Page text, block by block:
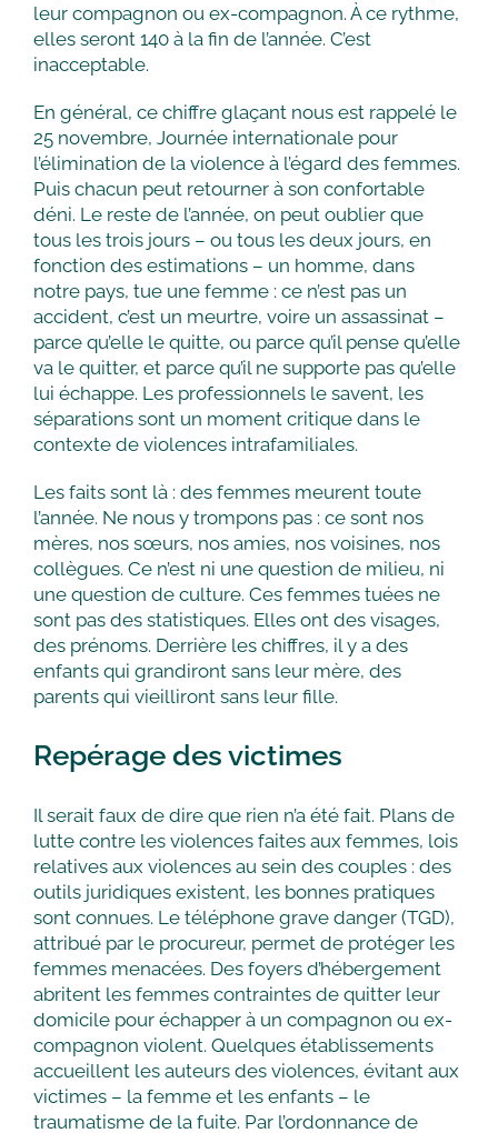
leur compagnon ou ex-compagnon. À ce rythme,
elles seront 140 à la fin de l’année. C’est
inacceptable.
En général, ce chiffre glaçant nous est rappelé le
25 novembre, Journée internationale pour
l’élimination de la violence à l’égard des femmes.
Puis chacun peut retourner à son confortable
déni. Le reste de l’année, on peut oublier que
tous les trois jours – ou tous les deux jours, en
fonction des estimations – un homme, dans
notre pays, tue une femme : ce n’est pas un
accident, c’est un meurtre, voire un assassinat –
parce qu’elle le quitte, ou parce qu’il pense qu’elle
va le quitter, et parce qu’il ne supporte pas qu’elle
lui échappe. Les professionnels le savent, les
séparations sont un moment critique dans le
contexte de violences intrafamiliales.
Les faits sont là : des femmes meurent toute
l’année. Ne nous y trompons pas : ce sont nos
mères, nos sœurs, nos amies, nos voisines, nos
collègues. Ce n’est ni une question de milieu, ni
une question de culture. Ces femmes tuées ne
sont pas des statistiques. Elles ont des visages,
des prénoms. Derrière les chiffres, il y a des
enfants qui grandiront sans leur mère, des
parents qui vieilliront sans leur fille.
Repérage des victimes
Il serait faux de dire que rien n’a été fait. Plans de
lutte contre les violences faites aux femmes, lois
relatives aux violences au sein des couples : des
outils juridiques existent, les bonnes pratiques
sont connues. Le téléphone grave danger (TGD),
attribué par le procureur, permet de protéger les
femmes menacées. Des foyers d’hébergement
abritent les femmes contraintes de quitter leur
domicile pour échapper à un compagnon ou ex-
compagnon violent. Quelques établissements
accueillent les auteurs des violences, évitant aux
victimes – la femme et les enfants – le
traumatisme de la fuite. Par l’ordonnance de